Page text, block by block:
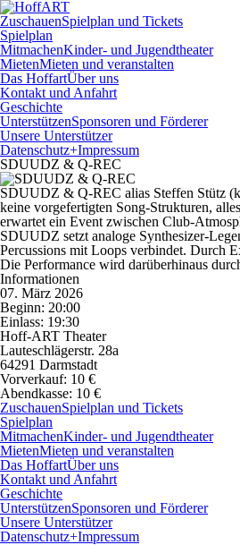
ZuschauenSpielplan und Tickets
Spielplan
MitmachenKinder- und Jugendtheater
MietenMieten und veranstalten
Das HoffartÜber uns
Kontakt und Anfahrt
Geschichte
UnterstützenSponsoren und Förderer
Unsere Unterstützer
Datenschutz+Impressum
SDUUDZ & Q-REC
SDUUDZ & Q-REC alias Steffen Stütz
keine vorgefertigten Song-Strukturen,
erwartet ein Event zwischen Club-
SDUUDZ setzt analoge Synthesizer-
Percussions mit Loops verbindet. Durch
Die Performance wird darüberhinaus
Informationen
07. März 2026
Beginn: 20:00
Einlass: 19:30
Hoff-ART Theater
Lauteschlägerstr. 28a
64291 Darmstadt
Vorverkauf: 10 €
Abendkasse: 10 €
ZuschauenSpielplan und Tickets
Spielplan
MitmachenKinder- und Jugendtheater
MietenMieten und veranstalten
Das HoffartÜber uns
Kontakt und Anfahrt
Geschichte
UnterstützenSponsoren und Förderer
Unsere Unterstützer
Datenschutz+Impressum